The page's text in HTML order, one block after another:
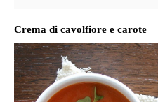
Crema di cavolfiore e carote